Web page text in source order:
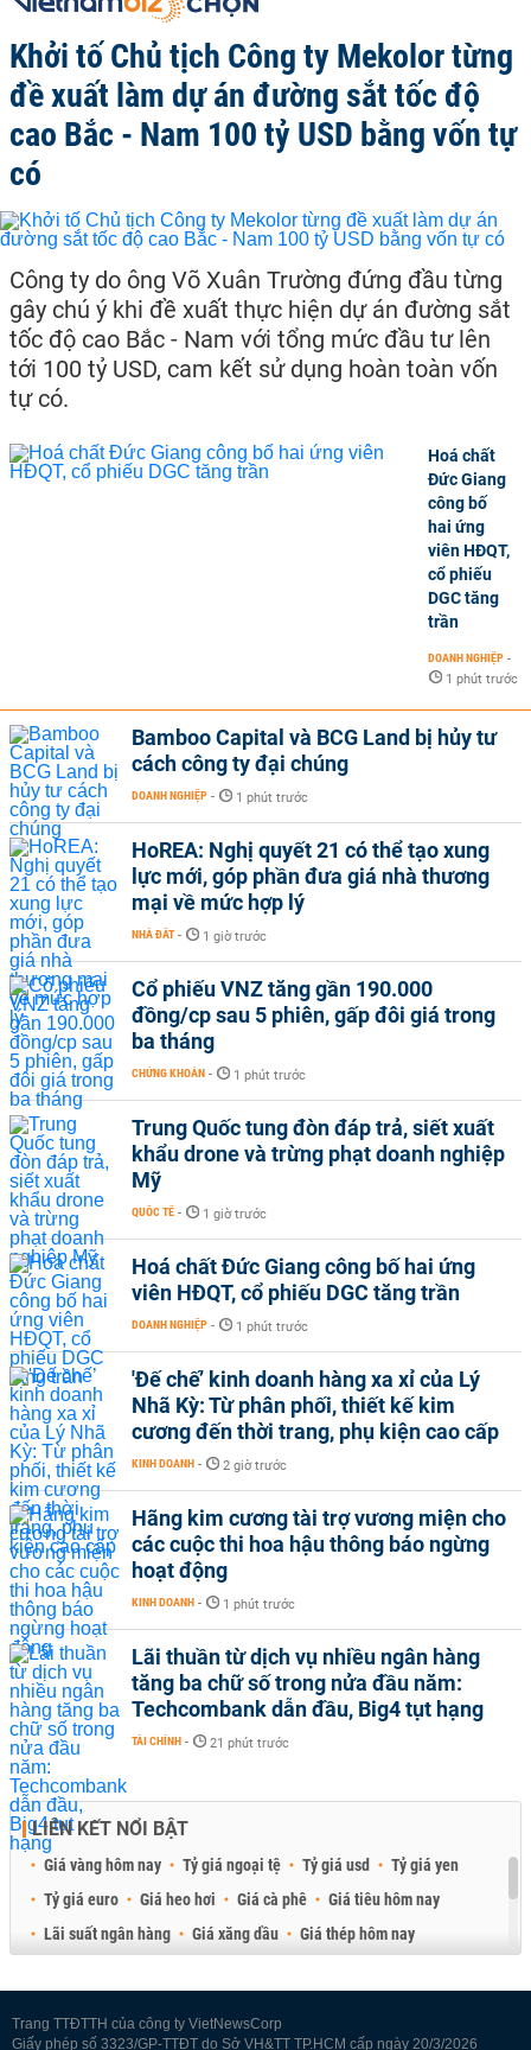
Khởi tố Chủ tịch Công ty Mekolor từng
đề xuất làm dự án đường sắt tốc độ
cao Bắc - Nam 100 tỷ USD bằng vốn tự
có
Công ty do ông Võ Xuân Trường đứng đầu từng
gây chú ý khi đề xuất thực hiện dự án đường sắt
tốc độ cao Bắc - Nam với tổng mức đầu tư lên
tới 100 tỷ USD, cam kết sử dụng hoàn toàn vốn
tự có.
Hoá chất
Đức Giang
công bố
hai ứng
viên HĐQT,
cổ phiếu
DGC tăng
trần
DOANH NGHIỆP -
1 phút trước
Bamboo Capital và BCG Land bị hủy tư
cách công ty đại chúng
DOANH NGHIỆP - 1 phút trước
HoREA: Nghị quyết 21 có thể tạo xung
lực mới, góp phần đưa giá nhà thương
mại về mức hợp lý
NHÀ ĐẤT - 1 giờ trước
Cổ phiếu VNZ tăng gần 190.000
đồng/cp sau 5 phiên, gấp đôi giá trong
ba tháng
CHỨNG KHOÁN - 1 phút trước
Trung Quốc tung đòn đáp trả, siết xuất
khẩu drone và trừng phạt doanh nghiệp
Mỹ
QUỐC TẾ - 1 giờ trước
Hoá chất Đức Giang công bố hai ứng
viên HĐQT, cổ phiếu DGC tăng trần
DOANH NGHIỆP - 1 phút trước
'Đế chế’ kinh doanh hàng xa xỉ của Lý
Nhã Kỳ: Từ phân phối, thiết kế kim
cương đến thời trang, phụ kiện cao cấp
KINH DOANH - 2 giờ trước
Hãng kim cương tài trợ vương miện cho
các cuộc thi hoa hậu thông báo ngừng
hoạt động
KINH DOANH - 1 phút trước
Lãi thuần từ dịch vụ nhiều ngân hàng
tăng ba chữ số trong nửa đầu năm:
Techcombank dẫn đầu, Big4 tụt hạng
TÀI CHÍNH - 21 phút trước
LIÊN KẾT NỔI BẬT
Giá vàng hôm nay Tỷ giá ngoại tệ Tỷ giá usd
Tỷ giá yen
Tỷ giá euro
Giá heo hơi Giá cà phê
Giá tiêu hôm nay
Lãi suất ngân hàng
Giá xăng dầu
Giá thép hôm nay
Trang TTĐTTH của công ty VietNewsCorp
Giấy phép số 3323/GP-TTĐT do Sở VH&TT TP.HCM cấp ngày 20/3/2026